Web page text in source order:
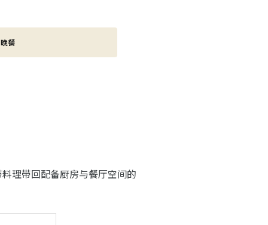
晚餐
理带回配备厨房与餐厅空间的